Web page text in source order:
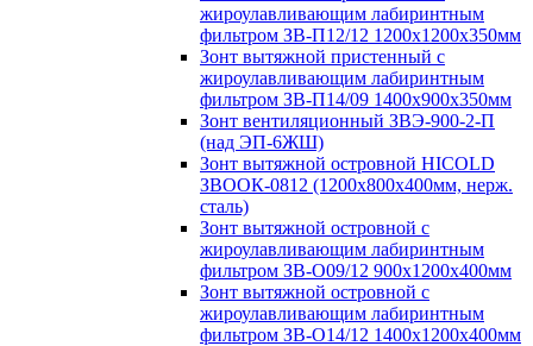
жироулавливающим лабиринтным
фильтром ЗВ-П12/12 1200х1200х350мм
Зонт вытяжной пристенный с
жироулавливающим лабиринтным
фильтром ЗВ-П14/09 1400х900х350мм
Зонт вентиляционный ЗВЭ-900-2-П
(над ЭП-6ЖШ)
Зонт вытяжной островной HICOLD
ЗВООК-0812 (1200х800x400мм, нерж.
сталь)
Зонт вытяжной островной с
жироулавливающим лабиринтным
фильтром ЗВ-О09/12 900х1200х400мм
Зонт вытяжной островной с
жироулавливающим лабиринтным
фильтром ЗВ-О14/12 1400х1200х400мм